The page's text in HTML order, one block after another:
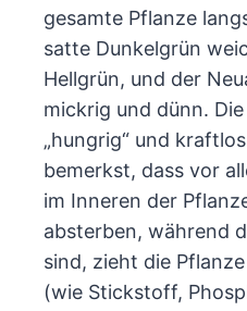
gesamte Pflanze
satte Dunkelgrün
Hellgrün, und der
mickrig und dünn.
„hungrig“ und
bemerkst, dass vor
im Inneren der
absterben, während
sind, zieht die
(wie Stickstoff,